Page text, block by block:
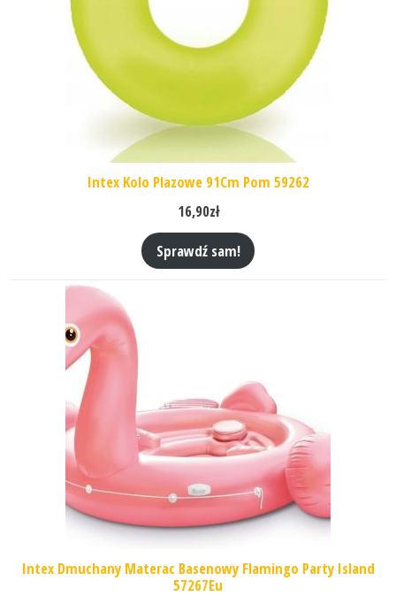
Intex Kolo Plazowe 91Cm Pom 59262
16,90zł
Sprawdź sam!
Intex Dmuchany Materac Basenowy Flamingo Party Island
57267Eu